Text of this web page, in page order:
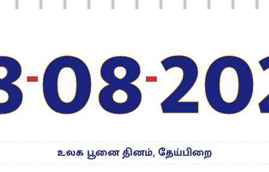
-08-
உலக பூனை தினம், தேய்பிறை